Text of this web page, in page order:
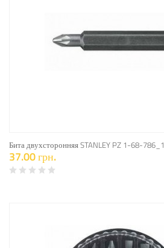
Бита двухсторонняя STANLEY PZ 1-68-786_1
37.00 грн.